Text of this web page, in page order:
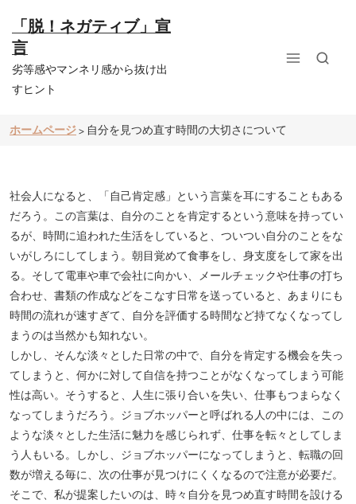
「脱！ネガティブ」宣
言
劣等感やマンネリ感から抜け出
すヒント
ホームページ> 自分を見つめ直す時間の大切さについて
社会人になると、「自己肯定感」という言葉を耳にすることもある
だろう。この言葉は、自分のことを肯定するという意味を持ってい
るが、時間に追われた生活をしていると、ついつい自分のことをな
いがしろにしてしまう。朝目覚めて食事をし、身支度をして家を出
る。そして電車や車で会社に向かい、メールチェックや仕事の打ち
合わせ、書類の作成などをこなす日常を送っていると、あまりにも
時間の流れが速すぎて、自分を評価する時間など持てなくなってし
まうのは当然かも知れない。
しかし、そんな淡々とした日常の中で、自分を肯定する機会を失っ
てしまうと、何かに対して自信を持つことがなくなってしまう可能
性は高い。そうすると、人生に張り合いを失い、仕事もつまらなく
なってしまうだろう。ジョブホッパーと呼ばれる人の中には、この
ような淡々とした生活に魅力を感じられず、仕事を転々としてしま
う人もいる。しかし、ジョブホッパーになってしまうと、転職の回
数が増える毎に、次の仕事が見つけにくくなるので注意が必要だ。
そこで、私が提案したいのは、時々自分を見つめ直す時間を設ける